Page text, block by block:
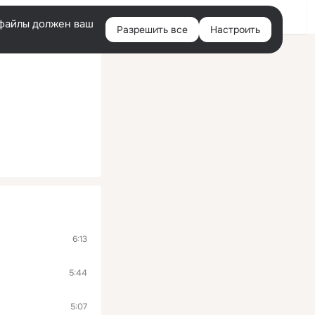
Войти
должен ваш
Разрешить все Настроить
6:13
5:44
5:07